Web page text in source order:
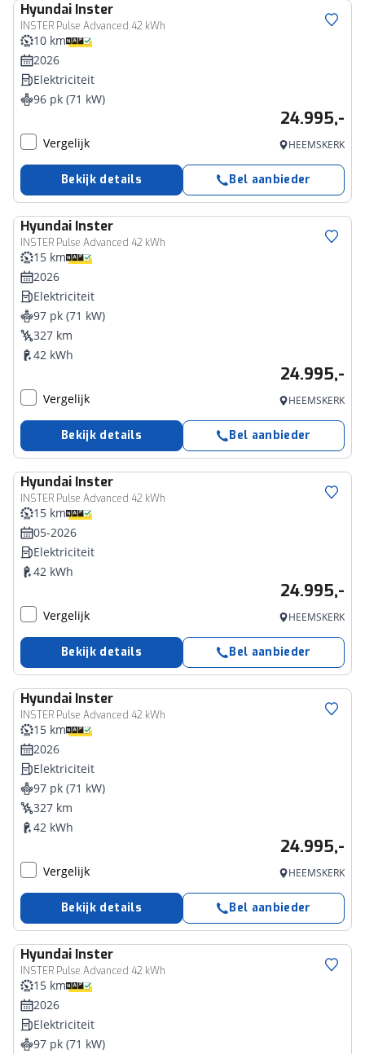
Hyundai Inster
INSTER Pulse Advanced 42 kWh
10 km
2026
Elektriciteit
96 pk (71 kW)
24.995,-
Vergelijk HEEMSKERK
Bekijk details Bel aanbieder
Hyundai Inster
INSTER Pulse Advanced 42 kWh
15 km
2026
Elektriciteit
97 pk (71 kW)
327 km
42 kWh
24.995,-
Vergelijk HEEMSKERK
Bekijk details Bel aanbieder
Hyundai Inster
INSTER Pulse Advanced 42 kWh
15 km
05-2026
Elektriciteit
42 kWh
24.995,-
Vergelijk HEEMSKERK
Bekijk details Bel aanbieder
Hyundai Inster
INSTER Pulse Advanced 42 kWh
15 km
2026
Elektriciteit
97 pk (71 kW)
327 km
42 kWh
24.995,-
Vergelijk HEEMSKERK
Bekijk details Bel aanbieder
Hyundai Inster
INSTER Pulse Advanced 42 kWh
15 km
2026
Elektriciteit
97 pk (71 kW)